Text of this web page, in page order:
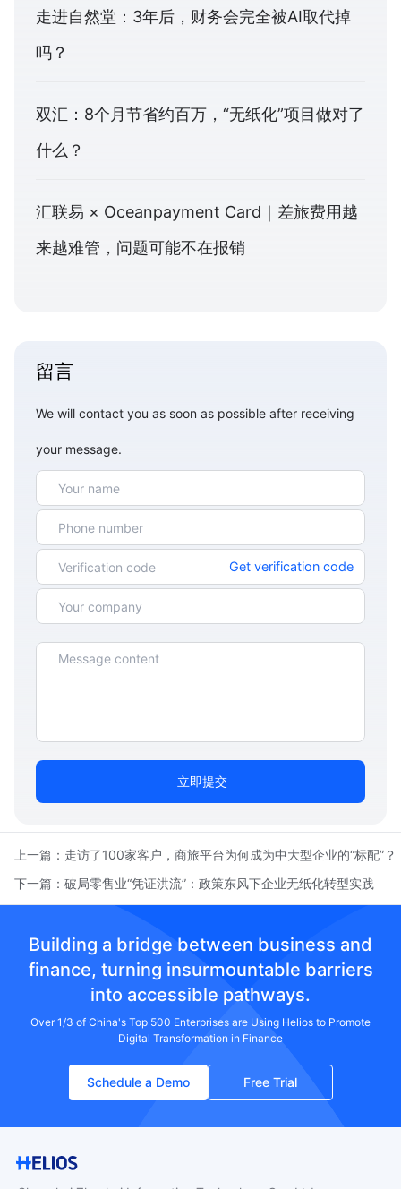
走进自然堂：3年后，财务会完全被AI取代掉
吗？
双汇：8个月节省约百万，“无纸化”项目做对了
什么？
汇联易 × Oceanpayment Card｜差旅费用越
来越难管，问题可能不在报销
留言
We will contact you as soon as possible after receiving
your message.
Get verification code
立即提交
上一篇： 走访了100家客户，商旅平台为何成为中大型企业的“标配”？
下一篇： 破局零售业“凭证洪流”：政策东风下企业无纸化转型实践
Building a bridge between business and
finance, turning insurmountable barriers
into accessible pathways.
Over 1/3 of China's Top 500 Enterprises are Using Helios to Promote
Digital Transformation in Finance
Schedule a Demo Free Trial